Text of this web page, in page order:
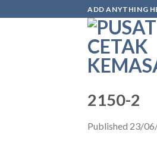
ADD ANYTHING
2150-2
Published 23/